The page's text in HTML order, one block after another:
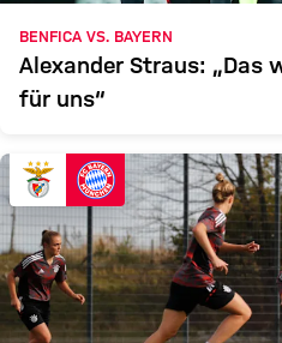
BENFICA VS. BAYERN
Alexander Straus: „Das
für uns“